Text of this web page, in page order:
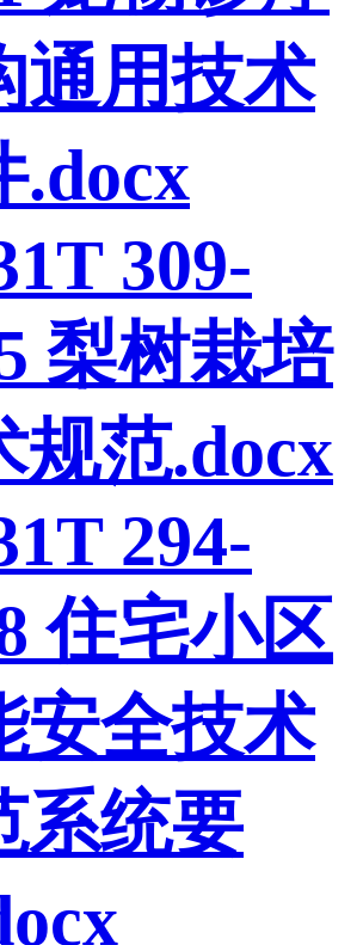
通用技术
.docx
309-
梨树栽培
规范.docx
294-
住宅小区
安全技术
系统要